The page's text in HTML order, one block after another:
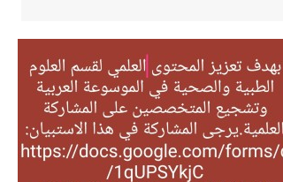
- هل تعلم أن أبقراط كتب في الطب
أربعة مؤلفات هي: الحكم، الأدلة، تنظيم
التغذية، ورسالته في جروح الرأس.
ويعود له الفضل بأنه حرر الطب من
الدين والفلسفة.
- هل تعلم أن المرجان إفراز حيواني